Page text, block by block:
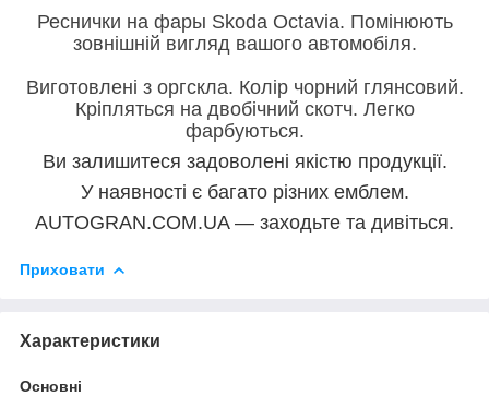
Реснички на фары Skoda Octavia. Помінюють
зовнішній вигляд вашого автомобіля.
Виготовлені з оргскла. Колір чорний глянсовий.
Кріпляться на двобічний скотч. Легко
фарбуються.
Ви залишитеся задоволені якістю продукції.
У наявності є багато різних емблем.
AUTOGRAN.COM.UA — заходьте та дивіться.
Приховати
Характеристики
Основні